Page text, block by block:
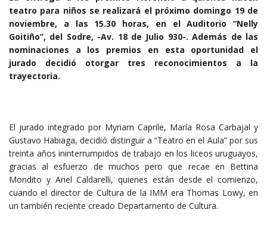
teatro para niños se realizará el próximo domingo 19 de
noviembre, a las 15.30 horas, en el Auditorio “Nelly
Goitiño”, del Sodre, -Av. 18 de Julio 930-. Además de las
nominaciones a los premios en esta oportunidad el
jurado decidió otorgar tres reconocimientos a la
trayectoria.
El jurado integrado por Myriam Caprile, María Rosa Carbajal y
Gustavo Habiaga, decidió distinguir a “Teatro en el Aula” por sus
treinta años ininterrumpidos de trabajo en los liceos uruguayos,
gracias al esfuerzo de muchos pero que recae en Bettina
Mondito y Ariel Caldarelli, quienes están desde el comienzo,
cuando el director de Cultura de la IMM era Thomas Lowy, en
un también reciente creado Departamento de Cultura.